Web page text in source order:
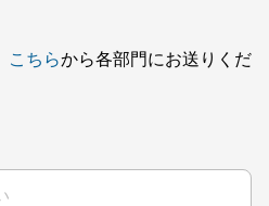
こちらから各部門にお送りくだ